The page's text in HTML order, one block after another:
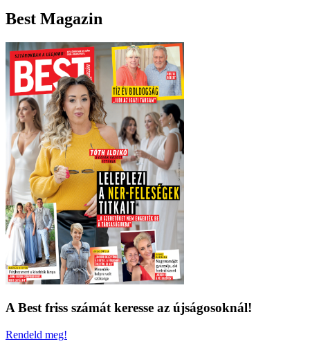
Best Magazin
A Best friss számát keresse az újságosoknál!
Rendeld meg!